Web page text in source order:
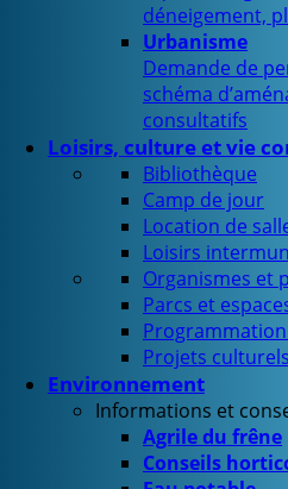
déneigement,
Urbanisme
Demande de
schéma
consultatifs
Loisirs, culture et vie
Bibliothèque
Camp de jour
Location de
Loisirs
Organismes et
Parcs et
Projets culturels
Environnement
Informations et
Agrile du frêne
Conseils